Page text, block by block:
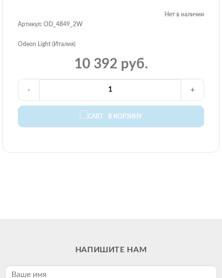
Нет в наличии
Артикул: OD_4849_2W
Odeon Light (Италия)
10 392 руб.
В КОРЗИНУ
- +
НАПИШИТЕ НАМ